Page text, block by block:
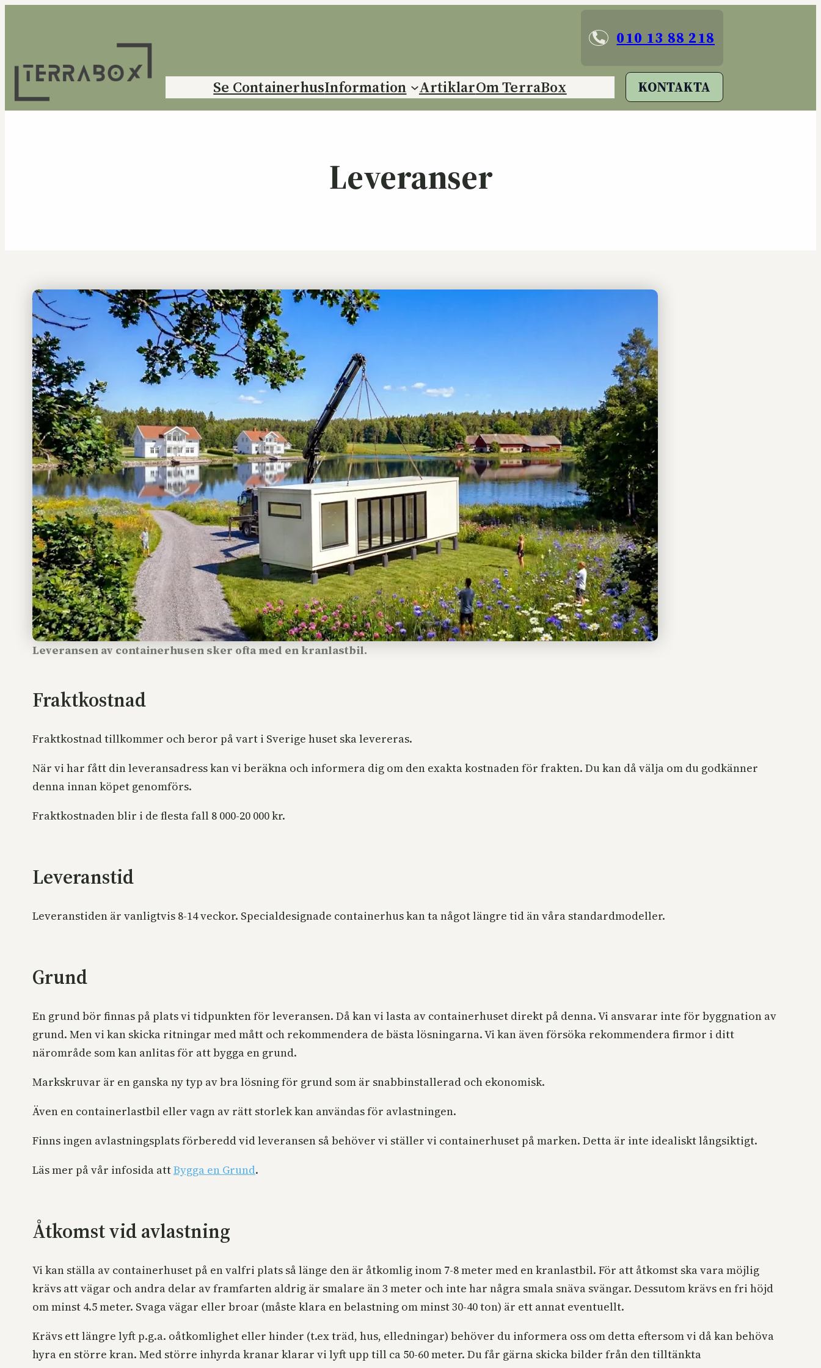
010 13 88 218
Se ContainerhusInformation ArtiklarOm TerraBox KONTAKTA
Leveranser
Leveransen av containerhusen sker ofta med en kranlastbil.
Fraktkostnad
Fraktkostnad tillkommer och beror på vart i Sverige huset ska levereras.
När vi har fått din leveransadress kan vi beräkna och informera dig om den exakta kostnaden för frakten. Du kan då välja om du godkänner
denna innan köpet genomförs.
Fraktkostnaden blir i de flesta fall 8 000-20 000 kr.
Leveranstid
Leveranstiden är vanligtvis 8-14 veckor. Specialdesignade containerhus kan ta något längre tid än våra standardmodeller.
Grund
En grund bör finnas på plats vi tidpunkten för leveransen. Då kan vi lasta av containerhuset direkt på denna. Vi ansvarar inte för byggnation av
grund. Men vi kan skicka ritningar med mått och rekommendera de bästa lösningarna. Vi kan även försöka rekommendera firmor i ditt
närområde som kan anlitas för att bygga en grund.
Markskruvar är en ganska ny typ av bra lösning för grund som är snabbinstallerad och ekonomisk.
Även en containerlastbil eller vagn av rätt storlek kan användas för avlastningen.
Finns ingen avlastningsplats förberedd vid leveransen så behöver vi ställer vi containerhuset på marken. Detta är inte idealiskt långsiktigt.
Läs mer på vår infosida attBygga en Grund.
Åtkomst vid avlastning
Vi kan ställa av containerhuset på en valfri plats så länge den är åtkomlig inom 7-8 meter med en kranlastbil. För att åtkomst ska vara möjlig
krävs att vägar och andra delar av framfarten aldrig är smalare än 3 meter och inte har några smala snäva svängar. Dessutom krävs en fri höjd
om minst 4.5 meter. Svaga vägar eller broar (måste klara en belastning om minst 30-40 ton) är ett annat eventuellt.
Krävs ett längre lyft p.g.a. oåtkomlighet eller hinder (t.ex träd, hus, elledningar) behöver du informera oss om detta eftersom vi då kan behöva
hyra en större kran. Med större inhyrda kranar klarar vi lyft upp till ca 50-60 meter. Du får gärna skicka bilder från den tilltänkta